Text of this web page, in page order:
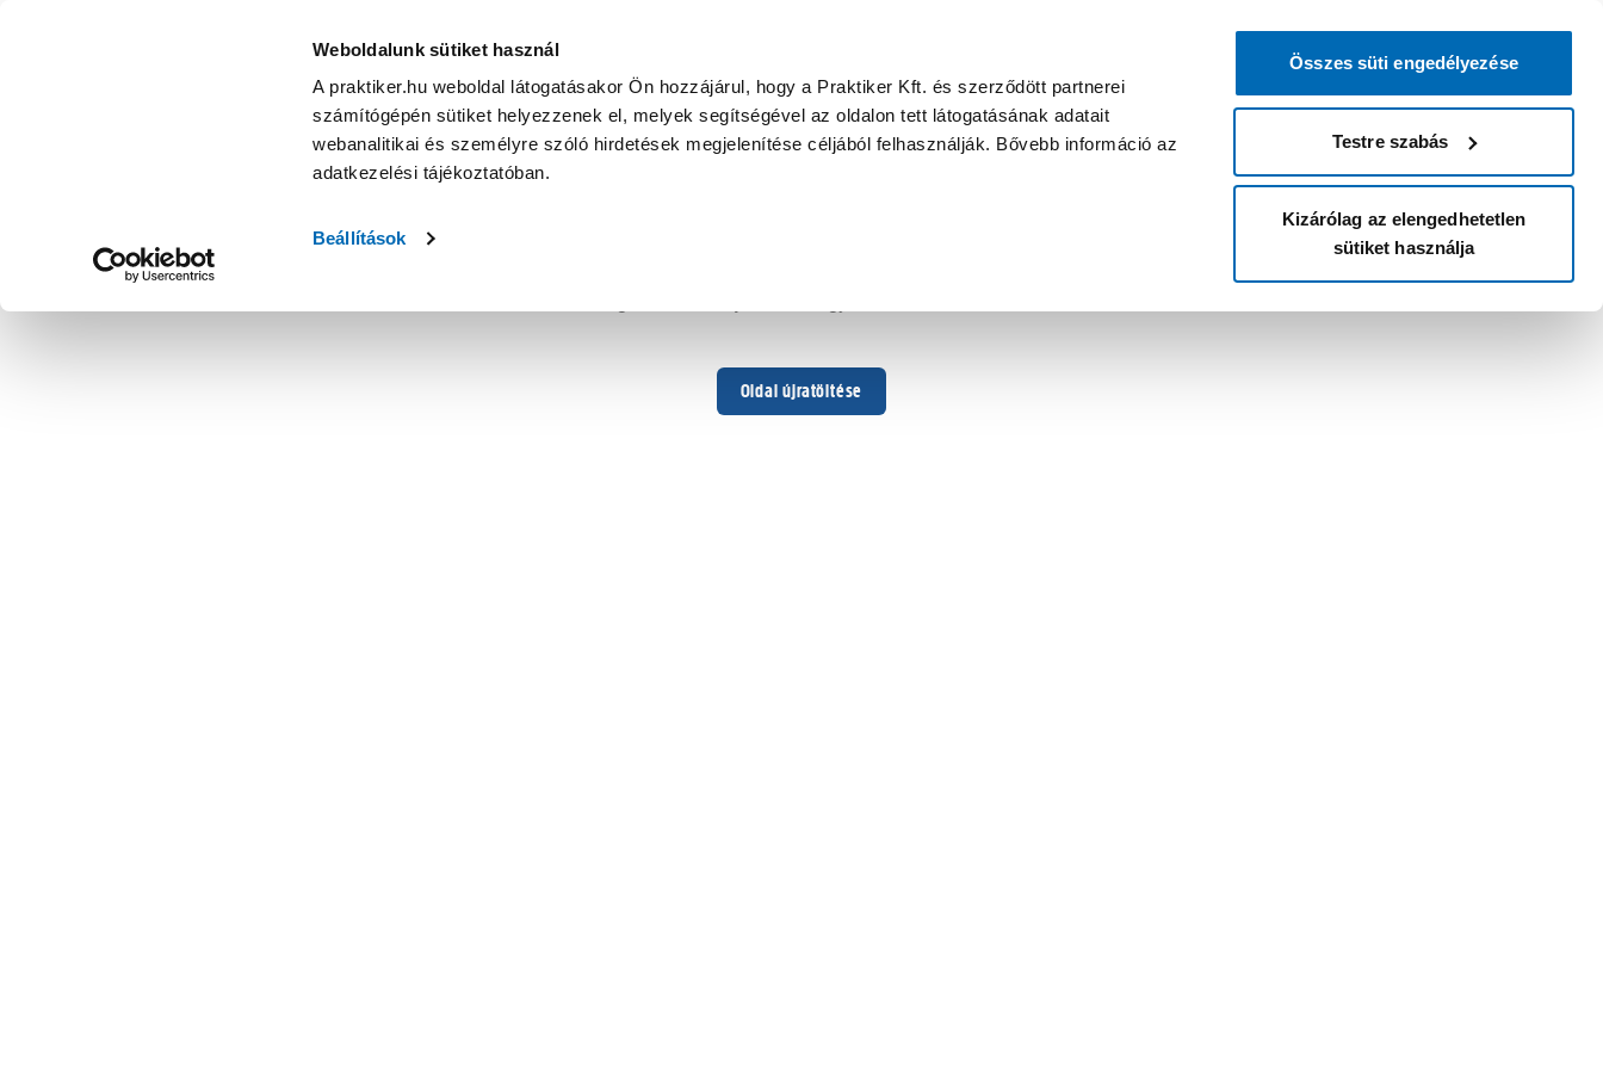
Weboldalunk sütiket használ
A praktiker.hu weboldal látogatásakor Ön hozzájárul, hogy a Praktiker Kft. és szerződött partnerei
számítógépén sütiket helyezzenek el, melyek segítségével az oldalon tett látogatásának adatait
webanalitikai és személyre szóló hirdetések megjelenítése céljából felhasználják. Bővebb információ az
adatkezelési tájékoztatóban.
Beállítások
Összes süti engedélyezése
Testre szabás
Kizárólag az elengedhetetlen
sütiket használja
Oldal újratöltése